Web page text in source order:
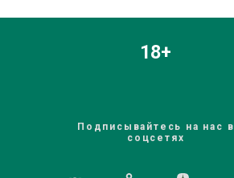
18+
Подписывайтесь на нас в
соцсетях